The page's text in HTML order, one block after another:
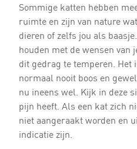
Sommige katten hebben
ruimte en zijn van nature
dieren of zelfs jou als
houden met de wensen van
dit gedrag te temperen. Het
normaal nooit boos en
nu ineens wel. Kijk in deze
pijn heeft. Als een kat zich
niet aangeraakt worden en
indicatie zijn.